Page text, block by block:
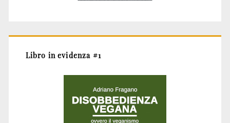
Libro in evidenza #1